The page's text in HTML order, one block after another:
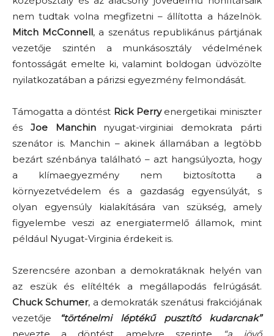
nem tudtak volna megfizetni – állította a házelnök.
Mitch McConnell, a szenátus republikánus pártjának
vezetője szintén a munkásosztály védelmének
fontosságát emelte ki, valamint boldogan üdvözölte
nyilatkozatában a párizsi egyezmény felmondását.
Támogatta a döntést Rick Perryenergetikai miniszter
és Joe Manchinnyugat-virginiai demokrata párti
szenátor is. Manchin – akinek államában a legtöbb
bezárt szénbánya található – azt hangsúlyozta, hogy
a klímaegyezmény nem biztosította a
környezetvédelem és a gazdaság egyensúlyát, s
olyan egyensúly kialakítására van szükség, amely
figyelembe veszi az energiatermelő államok, mint
például Nyugat-Virginia érdekeit is.
Szerencsére azonban a demokratáknak helyén van
az eszük és elítélték a megállapodás felrúgását.
Chuck Schumer, a demokraták szenátusi frakciójának
vezetője
“történelmi léptékű pusztító kudarcnak”